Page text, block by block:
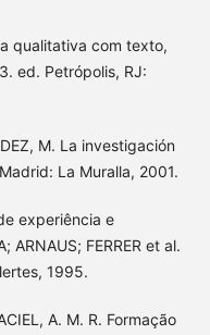
qualitativa com texto,
ed. Petrópolis, RJ:
M. La investigación
La Muralla, 2001.
experiência e
ARNAUS; FERRER et al.
1995.
A. M. R. Formação